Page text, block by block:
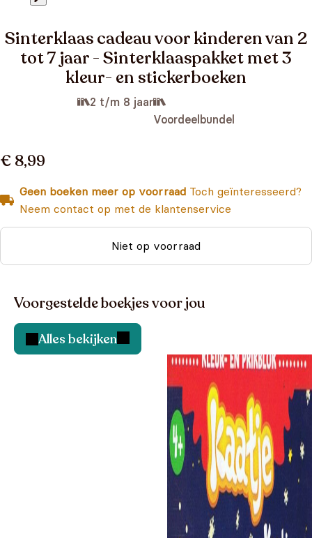
Sinterklaas cadeau voor kinderen van 2
tot 7 jaar - Sinterklaaspakket met 3
kleur- en stickerboeken
2 t/m 8 jaar
Voordeelbundel
€ 8,99
Geen boeken meer op voorraad Toch geïnteresseerd?
Neem contact op met de klantenservice
Niet op voorraad
Voorgestelde boekjes voor jou
Alles bekijken